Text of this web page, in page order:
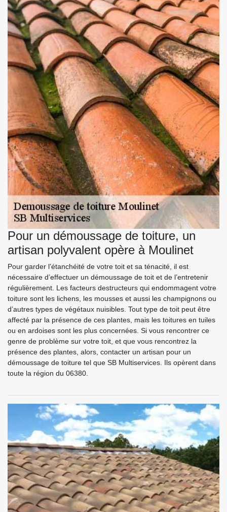
Pour un démoussage de toiture, un
artisan polyvalent opère à Moulinet
Pour garder l’étanchéité de votre toit et sa ténacité, il est
nécessaire d’effectuer un démoussage de toit et de l’entretenir
régulièrement. Les facteurs destructeurs qui endommagent votre
toiture sont les lichens, les mousses et aussi les champignons ou
d’autres types de végétaux nuisibles. Tout type de toit peut être
affecté par la présence de ces plantes, mais les toitures en tuiles
ou en ardoises sont les plus concernées. Si vous rencontrer ce
genre de problème sur votre toit, et que vous rencontrez la
présence des plantes, alors, contacter un artisan pour un
démoussage de toiture tel que SB Multiservices. Ils opèrent dans
toute la région du 06380.